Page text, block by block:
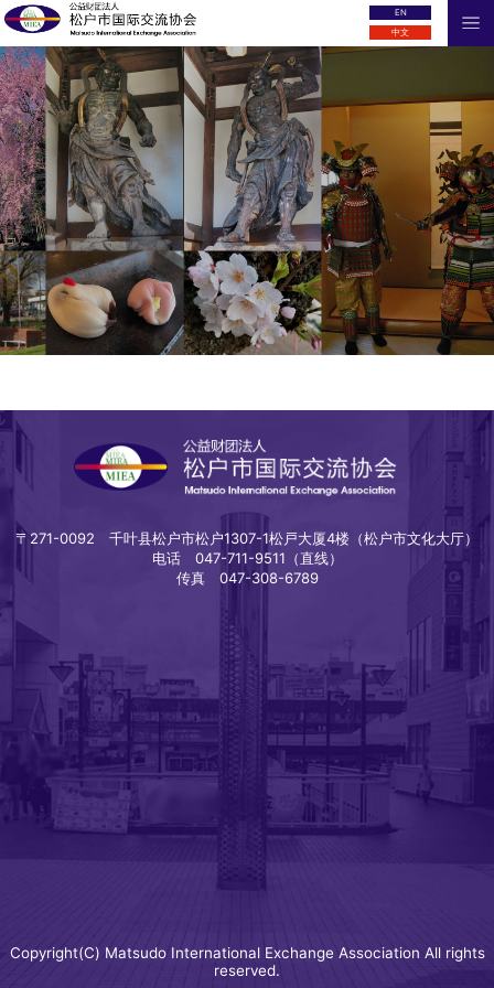
EN
中文
〒271-0092 千叶县松户市松户1307-1松戸大厦4楼（松户市文化大厅）
电话 047-711-9511（直线）
传真 047-308-6789
Copyright(C) Matsudo International Exchange Association All rights
reserved.